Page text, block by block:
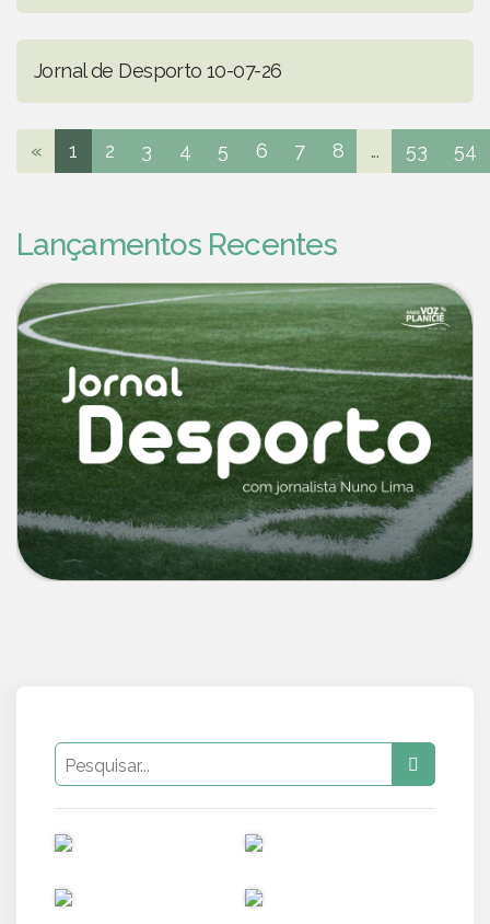
Jornal de Desporto 10-07-26
« 1 2 3 4 5 6 7 8 ... 53 54
Lançamentos Recentes